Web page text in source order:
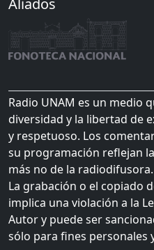
Aliados
Radio UNAM es un medio
diversidad y la libertad de
y respetuoso. Los
su programación reflejan
más no de la radiodifusora.
La grabación o el copiado
implica una violación a la
Autor y puede ser
sólo para fines personales